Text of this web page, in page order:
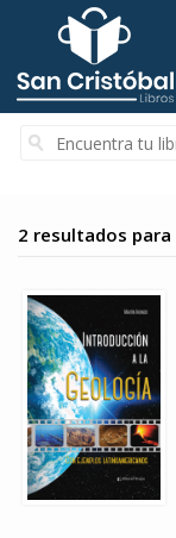
2 resultados para